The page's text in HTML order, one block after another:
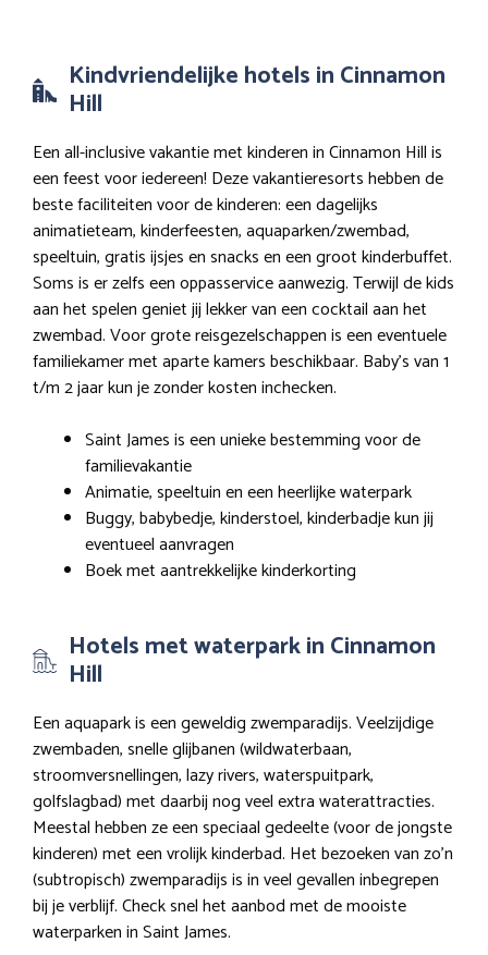
Kindvriendelijke hotels in Cinnamon
Hill
Een all-inclusive vakantie met kinderen in Cinnamon Hill is
een feest voor iedereen! Deze vakantieresorts hebben de
beste faciliteiten voor de kinderen: een dagelijks
animatieteam, kinderfeesten, aquaparken/zwembad,
speeltuin, gratis ijsjes en snacks en een groot kinderbuffet.
Soms is er zelfs een oppasservice aanwezig. Terwijl de kids
aan het spelen geniet jij lekker van een cocktail aan het
zwembad. Voor grote reisgezelschappen is een eventuele
familiekamer met aparte kamers beschikbaar. Baby’s van 1
t/m 2 jaar kun je zonder kosten inchecken.
Saint James is een unieke bestemming voor de
familievakantie
Animatie, speeltuin en een heerlijke waterpark
Buggy, babybedje, kinderstoel, kinderbadje kun jij
eventueel aanvragen
Boek met aantrekkelijke kinderkorting
Hotels met waterpark in Cinnamon
Hill
Een aquapark is een geweldig zwemparadijs. Veelzijdige
zwembaden, snelle glijbanen (wildwaterbaan,
stroomversnellingen, lazy rivers, waterspuitpark,
golfslagbad) met daarbij nog veel extra waterattracties.
Meestal hebben ze een speciaal gedeelte (voor de jongste
kinderen) met een vrolijk kinderbad. Het bezoeken van zo’n
(subtropisch) zwemparadijs is in veel gevallen inbegrepen
bij je verblijf. Check snel het aanbod met de mooiste
waterparken in Saint James.